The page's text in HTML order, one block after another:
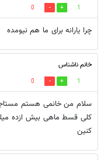
1
0
چرا یارانه برای ما هم نیومده
خانم ناشناس
1
0
سلام من خانمی هستم
کلی قسط ماهی بیش ازده
کنین